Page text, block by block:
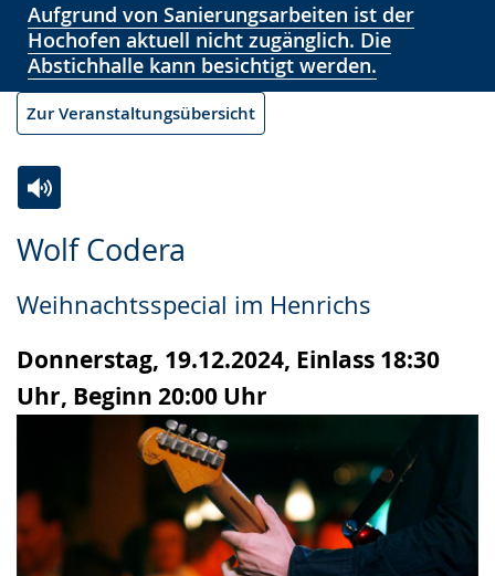
Aufgrund von Sanierungsarbeiten ist der
Hochofen aktuell nicht zugänglich. Die
Abstichhalle kann besichtigt werden.
Zur Veranstaltungsübersicht
Wolf Codera
Weihnachtsspecial im Henrichs
Donnerstag, 19.12.2024, Einlass 18:30
Uhr, Beginn 20:00 Uhr
Leichten
wechseln.
Audio-
Video
Deutscher
Gebärdensprache
wird
angezeigt.